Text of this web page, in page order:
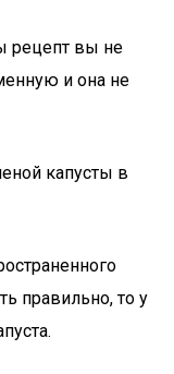
рецепт вы не
и она не
капусты в
правильно, то у